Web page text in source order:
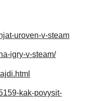
uroven-v-steam
igry-v-steam/
kak-povysit-